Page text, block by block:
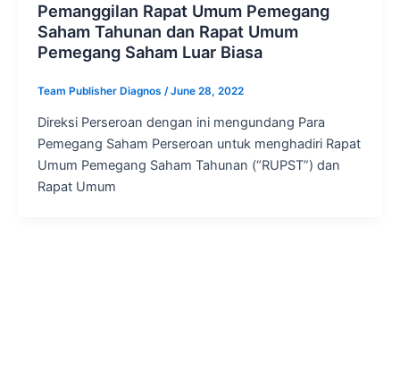
Pemanggilan Rapat Umum Pemegang
Saham Tahunan dan Rapat Umum
Pemegang Saham Luar Biasa
Team Publisher Diagnos /June 28, 2022
Direksi Perseroan dengan ini mengundang Para
Pemegang Saham Perseroan untuk menghadiri Rapat
Umum Pemegang Saham Tahunan (“RUPST”) dan
Rapat Umum